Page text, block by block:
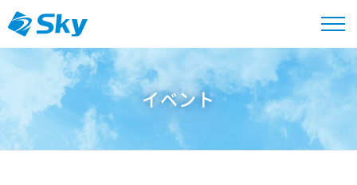
イベント